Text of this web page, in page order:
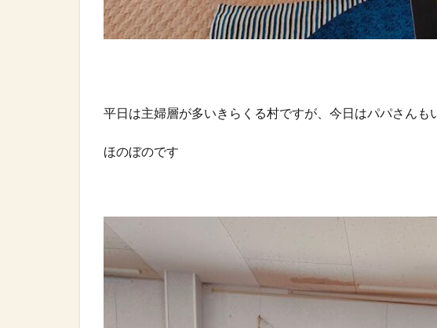
平日は主婦層が多いきらくる村ですが、今日はパパさんも
ほのぼのです